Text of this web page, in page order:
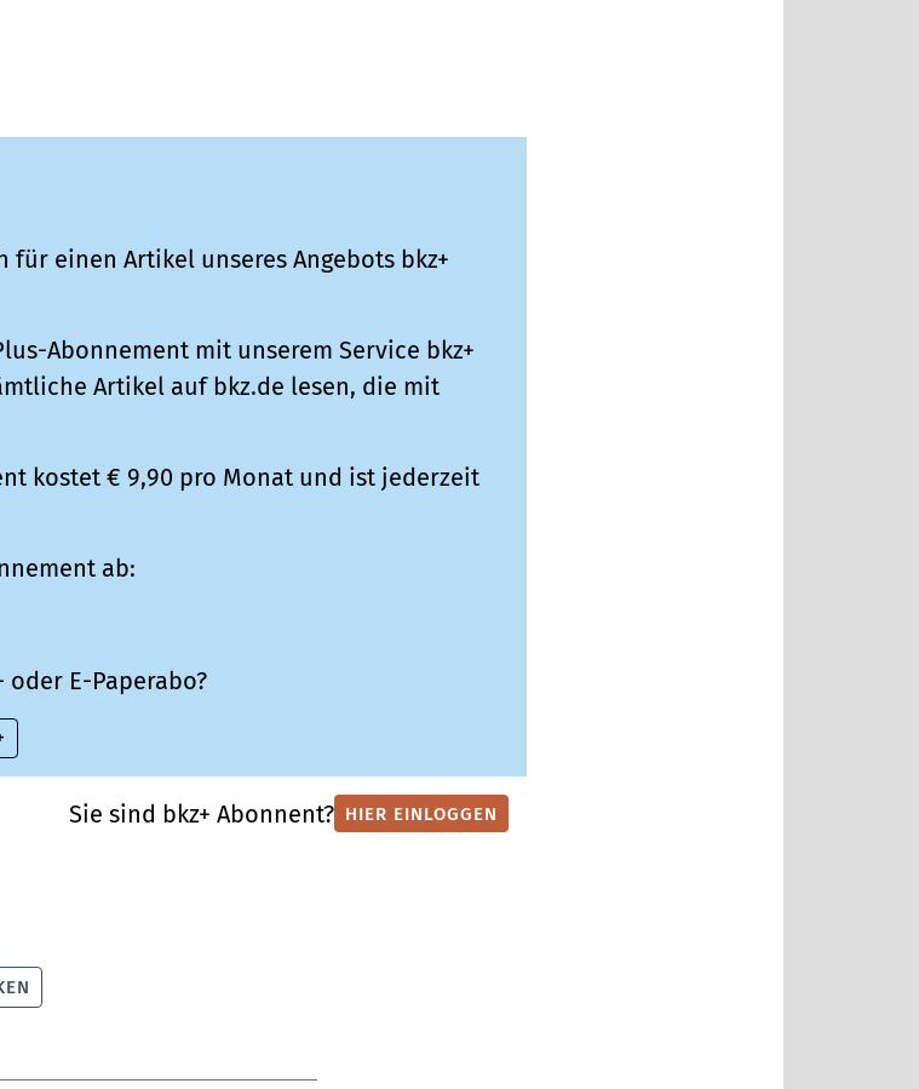
für einen Artikel unseres Angebots bkz+
Abonnement mit unserem Service bkz+
Artikel auf bkz.de lesen, die mit
kostet € 9,90 pro Monat und ist jederzeit
ab:
E-Paperabo?
Sie sind bkz+ Abonnent? HIER EINLOGGEN